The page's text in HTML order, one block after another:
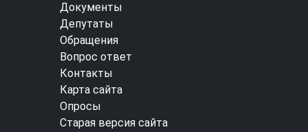
Документы
Депутаты
Обращения
Вопрос ответ
Контакты
Карта сайта
Опросы
Старая версия сайта